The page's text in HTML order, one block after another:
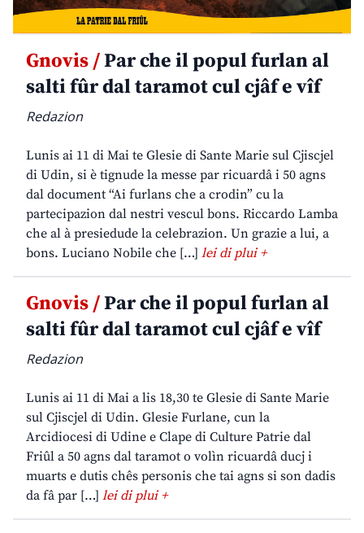
Gnovis /Par che il popul furlan al
salti fûr dal taramot cul cjâf e vîf
Redazion
Lunis ai 11 di Mai te Glesie di Sante Marie sul Cjiscjel
di Udin, si è tignude la messe par ricuardâ i 50 agns
dal document “Ai furlans che a crodin” cu la
partecipazion dal nestri vescul bons. Riccardo Lamba
che al à presiedude la celebrazion. Un grazie a lui, a
bons. Luciano Nobile che […] lei di plui +
Gnovis /Par che il popul furlan al
salti fûr dal taramot cul cjâf e vîf
Redazion
Lunis ai 11 di Mai a lis 18,30 te Glesie di Sante Marie
sul Cjiscjel di Udin. Glesie Furlane, cun la
Arcidiocesi di Udine e Clape di Culture Patrie dal
Friûl a 50 agns dal taramot o volìn ricuardâ ducj i
muarts e dutis chês personis che tai agns si son dadis
da fâ par […] lei di plui +